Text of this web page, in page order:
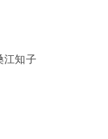
江知子